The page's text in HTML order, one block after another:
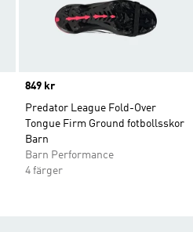
Price
849 kr
Predator League Fold-Over
Tongue Firm Ground fotbollsskor
Barn
Barn Performance
4 färger